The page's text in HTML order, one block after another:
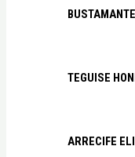
TEGUISE
ARRECIFE